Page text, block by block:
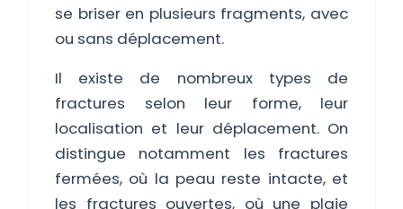
se briser en plusieurs fragments, avec
ou sans déplacement.
Il existe de nombreux types de
fractures selon leur forme, leur
localisation et leur déplacement. On
distingue notamment les fractures
fermées, où la peau reste intacte, et
les fractures ouvertes, où une plaie